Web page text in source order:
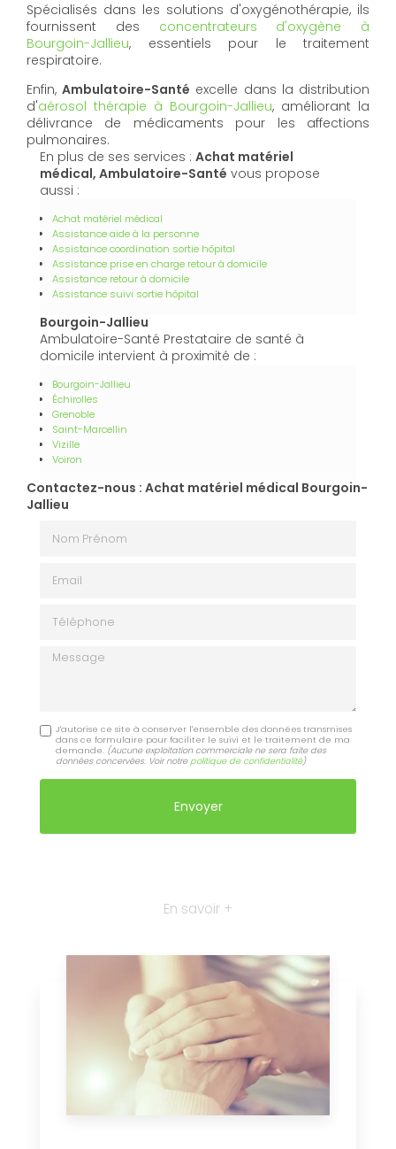
Spécialisés dans les solutions d'oxygénothérapie, ils
fournissent des concentrateurs d'oxygène à
Bourgoin-Jallieu, essentiels pour le traitement
respiratoire.
Enfin,Ambulatoire-Santé excelle dans la distribution
d'aérosol thérapie à Bourgoin-Jallieu, améliorant la
délivrance de médicaments pour les affections
pulmonaires.
En plus de ses services : Achat matériel
médical, Ambulatoire-Santé vous propose
aussi :
Achat matériel médical
Assistance aide à la personne
Assistance coordination sortie hôpital
Assistance prise en charge retour à domicile
Assistance retour à domicile
Assistance suivi sortie hôpital
Bourgoin-Jallieu
Ambulatoire-Santé Prestataire de santé à
domicile intervient à proximité de :
Bourgoin-Jallieu
Échirolles
Grenoble
Saint-Marcellin
Vizille
Voiron
Contactez-nous : Achat matériel médical Bourgoin-
Jallieu
Message
J'autorise ce site à conserver l'ensemble des données transmises
dans ce formulaire pour faciliter le suivi et le traitement de ma
demande. (Aucune exploitation commerciale ne sera faite des
données concervées. Voir notre politique de confidentialité)
En savoir +